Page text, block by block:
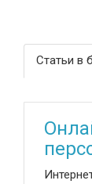
Статьи в